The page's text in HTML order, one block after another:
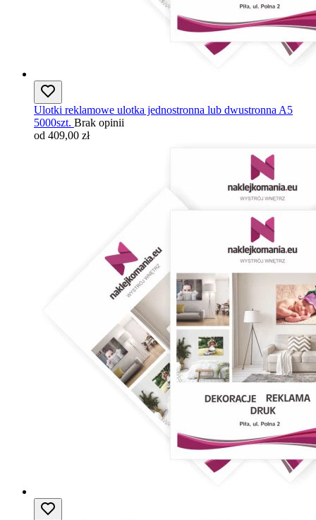
Ulotki reklamowe ulotka jednostronna lub dwustronna A5
5000szt. Brak opinii
od 409,00 zł